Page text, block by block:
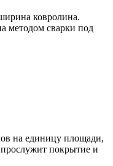
ковролина.
методом сварки под
на единицу площади,
покрытие и